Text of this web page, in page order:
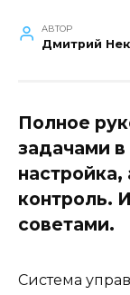
АВТОР
Дмитрий
Полное
задачами
настройка,
контроль.
советами.
Система